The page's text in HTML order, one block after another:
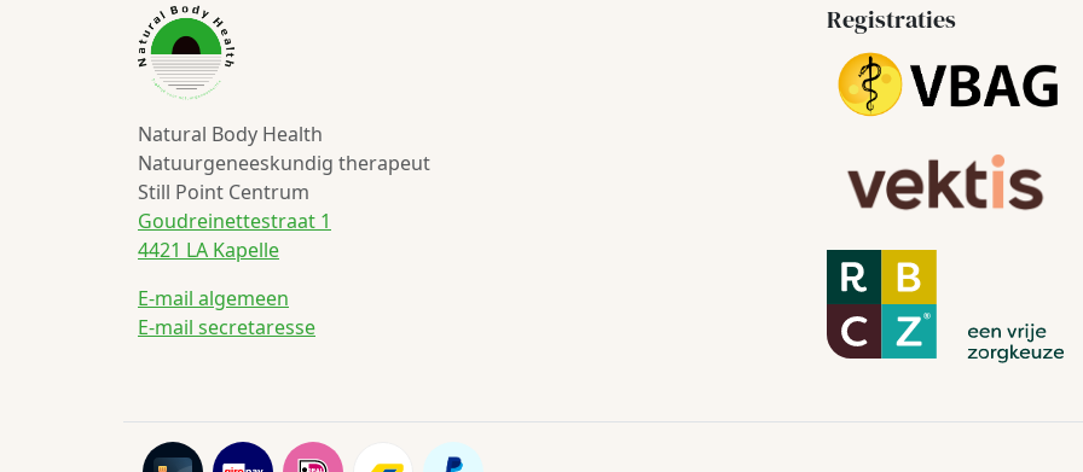
Natural Body Health
Natuurgeneeskundig therapeut
Still Point Centrum
Goudreinettestraat 1
4421 LA Kapelle
E-mail algemeen
E-mail secretaresse
Registraties